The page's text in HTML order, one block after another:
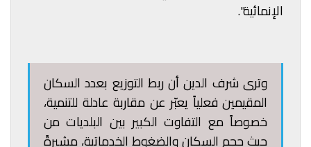
الإنمائية".
وترى شرف الدين أن ربط التوزيع بعدد السكان
المقيمين فعلياً يعبّر عن مقاربة عادلة للتنمية،
خصوصاً مع التفاوت الكبير بين البلديات من
حيث حجم السكان والضغوط الخدماتية، مشيرةً